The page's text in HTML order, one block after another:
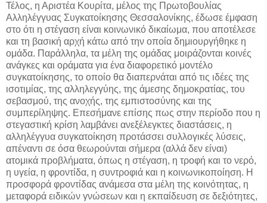
Τέλος, η Αριστέα Κουρίτα, μέλος της Πρωτοβουλίας
Αλληλέγγυας Συγκατοίκησης Θεσσαλονίκης, έδωσε έμφαση
στο ότι η στέγαση είναι κοινωνικό δικαίωμα, που αποτέλεσε
και τη βασική αρχή κάτω από την οποία δημιουργήθηκε η
ομάδα. Παράλληλα, τα μέλη της ομάδας μοιράζονται κοινές
ανάγκες και οράματα για ένα διαφορετικό μοντέλο
συγκατοίκησης, το οποίο θα διαπερνάται από τις ιδέες της
ισοτιμίας, της αλληλεγγύης, της άμεσης δημοκρατίας, του
σεβασμού, της ανοχής, της εμπιστοσύνης και της
συμπερίληψης. Επεσήμανε επίσης πως στην περίοδο που η
στεγαστική κρίση λαμβάνει ανεξέλεγκτες διαστάσεις, η
αλληλέγγυα συγκατοίκηση προτάσσει συλλογικές λύσεις,
απέναντι σε όσα θεωρούνται σήμερα (αλλά δεν είναι)
ατομικά προβλήματα, όπως η στέγαση, η τροφή και το νερό,
η υγεία, η φροντίδα, η συντροφιά και η κοινωνικοποίηση. Η
προσφορά φροντίδας ανάμεσα στα μέλη της κοινότητας, η
μεταφορά ειδικών γνώσεων και η εκπαίδευση σε δεξιότητες,